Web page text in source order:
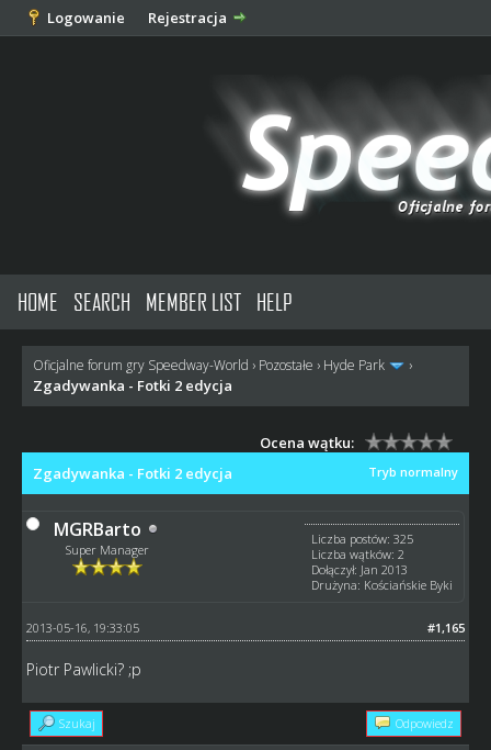
Logowanie Rejestracja
HOME SEARCH MEMBER LIST HELP
Oficjalne forum gry Speedway-World › Pozostałe › Hyde Park ›
Zgadywanka - Fotki 2 edycja
Ocena wątku:
Tryb normalny
Zgadywanka - Fotki 2 edycja
MGRBarto
Super Manager
Liczba postów: 325
Liczba wątków: 2
Dołączył: Jan 2013
Drużyna: Kościańskie Byki
#1,165
2013-05-16, 19:33:05
Piotr Pawlicki? ;p
Szukaj Odpowiedz